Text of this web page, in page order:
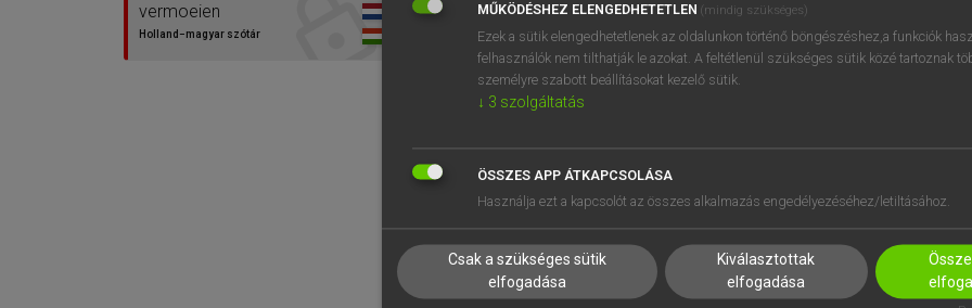
vermoeien
Holland−magyar szótár
MŰKÖDÉSHEZ ELENGEDHETETLEN (mindig szükséges)
Ezek a sütik elengedhetetlenek az oldalunkon történő böngészéshez,a funkciók
felhasználók nem tilthatják le azokat. A feltétlenül szükséges sütik közé tartoznak
személyre szabott beállításokat kezelő sütik.
↓ 3 szolgáltatás
ÖSSZES APP ÁTKAPCSOLÁSA
Használja ezt a kapcsolót az összes alkalmazás engedélyezéséhez/letiltásához.
Csak a szükséges sütik
elfogadása
Kiválasztottak
elfogadása